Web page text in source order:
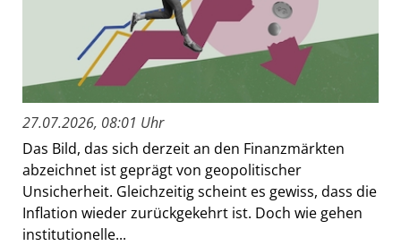
27.07.2026, 08:01 Uhr
Das Bild, das sich derzeit an den Finanzmärkten
abzeichnet ist geprägt von geopolitischer
Unsicherheit. Gleichzeitig scheint es gewiss, dass die
Inflation wieder zurückgekehrt ist. Doch wie gehen
institutionelle...